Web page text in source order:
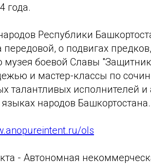
года.
Республики
передовой, о подвигах
музея боевой Славы
и мастер-классы по
талантливых исполнителей и
народов Башкортостана.
ols
- Автономная